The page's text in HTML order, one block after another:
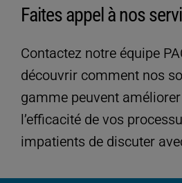
Faites appel à nos
Contactez notre équipe
découvrir comment nos
gamme peuvent
l’efficacité de vos
impatients de discuter